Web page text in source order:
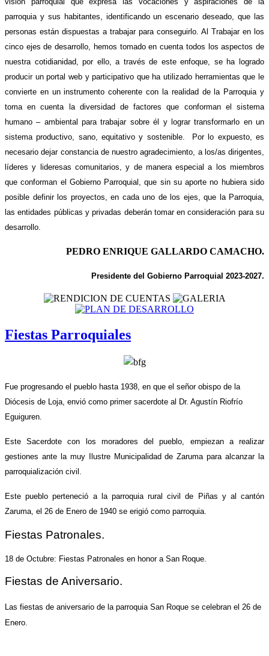
parroquia y sus habitantes, identificando un escenario deseado, que las
personas están dispuestas a trabajar para conseguirlo. Al Trabajar en los
cinco ejes de desarrollo, hemos tomado en cuenta todos los aspectos de
nuestra cotidianidad, por ello, a través de este enfoque, se ha logrado
producir un portal web y participativo que ha utilizado herramientas que le
convierte en un instrumento coherente con la realidad de la Parroquia y
toma en cuenta la diversidad de factores que conforman el sistema
humano – ambiental para trabajar sobre él y lograr transformarlo en un
sistema productivo, sano, equitativo y sostenible. Por lo expuesto, es
necesario dejar constancia de nuestro agradecimiento, a los/as dirigentes,
líderes y lideresas comunitarios, y de manera especial a los miembros
que conforman el Gobierno Parroquial, que sin su aporte no hubiera sido
posible definir los proyectos, en cada uno de los ejes, que la Parroquia,
las entidades públicas y privadas deberán tomar en consideración para su
desarrollo.
PEDRO ENRIQUE GALLARDO CAMACHO.
Presidente del Gobierno Parroquial 2023-2027.
Fiestas Parroquiales
Fue progresando el pueblo hasta 1938, en que el señor obispo de la
Diócesis de Loja, envió como primer sacerdote al Dr. Agustín Riofrío
Eguiguren.
Este Sacerdote con los moradores del pueblo, empiezan a realizar
gestiones ante la muy Ilustre Municipalidad de Zaruma para alcanzar la
parroquialización civil.
Este pueblo perteneció a la parroquia rural civil de Piñas y al cantón
Zaruma, el 26 de Enero de 1940 se erigió como parroquia.
Fiestas Patronales.
18 de Octubre: Fiestas Patronales en honor a San Roque.
Fiestas de Aniversario.
Las fiestas de aniversario de la parroquia San Roque se celebran el 26 de
Enero.